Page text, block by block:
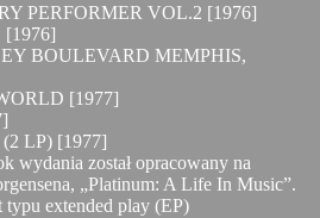
PERFORMER VOL.2 [1976]
[1976]
BOULEVARD MEMPHIS,
[1977]
LP) [1977]
wydania został opracowany na
„Platinum: A Life In Music”.
typu extended play (EP)